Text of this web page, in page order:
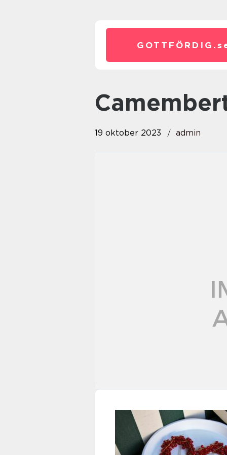
GOTTFÖRDIG.
19 oktober 2023 admin